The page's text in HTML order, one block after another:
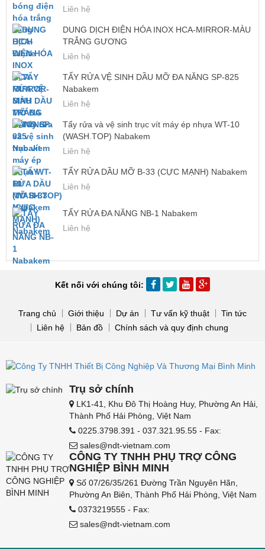
Liên hệ
DUNG DỊCH ĐIỆN HÓA INOX HCA-MIRROR-MÀU
TRẮNG GƯƠNG
Liên hệ
TẨY RỬA VỆ SINH DẦU MỠ ĐA NĂNG SP-825
Nabakem
Liên hệ
Tẩy rửa và vệ sinh trục vít máy ép nhựa WT-10
(WASH.TOP) Nabakem
Liên hệ
TẨY RỬA DẦU MỠ B-33 (CỰC MẠNH) Nabakem
Liên hệ
TẨY RỬA ĐA NĂNG NB-1 Nabakem
Liên hệ
Kết nối với chúng tôi:
Trang chủ Giới thiệu Dự án Tư vấn kỹ thuật
Tin tức
Liên hệ
Bản đồ Chính sách và quy định chung
Trụ sở chính
LK1-41, Khu Đô Thị Hoàng Huy, Phường An Hải,
Thành Phố Hải Phòng, Việt Nam
0225.3798.391 - 037.321.95.55 - Fax:
sales@ndt-vietnam.com
CÔNG TY TNHH PHỤ TRỢ CÔNG
NGHIỆP BÌNH MINH
Số 07/26/35/261 Đường Trần Nguyên Hãn,
Phường An Biên, Thành Phố Hải Phòng, Việt Nam
0373219555 - Fax:
sales@ndt-vietnam.com